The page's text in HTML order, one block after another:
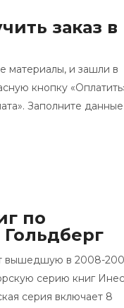
заказ в
материалы, и зашли в
кнопку
Заполните
по
вышедшую в 2008-
серию книг
серия включает 8